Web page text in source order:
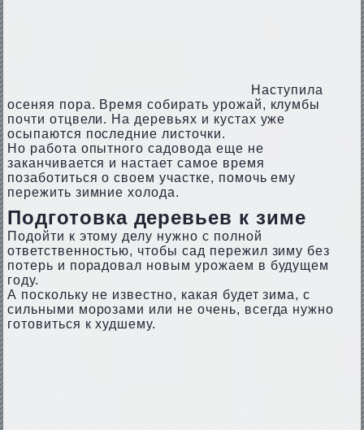
Наступила
осеняя пора. Время собирать урожай, клумбы
почти отцвели. На деревьях и кустах уже
осыпаются последние листочки.
Но работа опытного садовода еще не
заканчивается и настает самое время
позаботиться о своем участке, помочь ему
пережить зимние холода.
Подготовка деревьев к зиме
Подойти к этому делу нужно с полной
ответственностью, чтобы сад пережил зиму без
потерь и порадовал новым урожаем в будущем
году.
А поскольку не известно, какая будет зима, с
сильными морозами или не очень, всегда нужно
готовиться к худшему.